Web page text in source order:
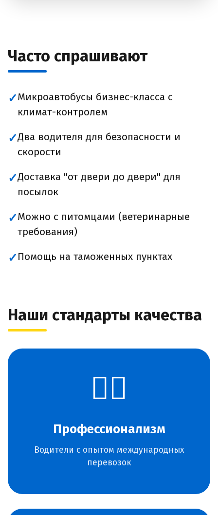
Часто спрашивают
✓Микроавтобусы бизнес-класса с
климат-контролем
✓Два водителя для безопасности и
скорости
✓Доставка "от двери до двери" для
посылок
✓Можно с питомцами (ветеринарные
требования)
✓ Помощь на таможенных пунктах
Наши стандарты качества
👨‍✈️
Профессионализм
Водители с опытом международных
перевозок